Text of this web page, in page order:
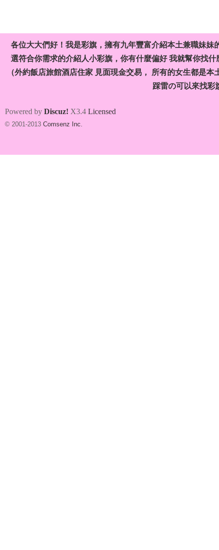
各位大大們好！我是彩旗，擁有九年豐富介紹本土兼職妹
選符合你需求的介紹人小彩旗，你有什麼偏好 我就幫你找
（外約飯店旅館酒店住家 見面現金交易， 所有的女生都是
踩雷の可以來找彩
Powered by Discuz! X3.4 Licensed
© 2001-2013 Comsenz Inc.